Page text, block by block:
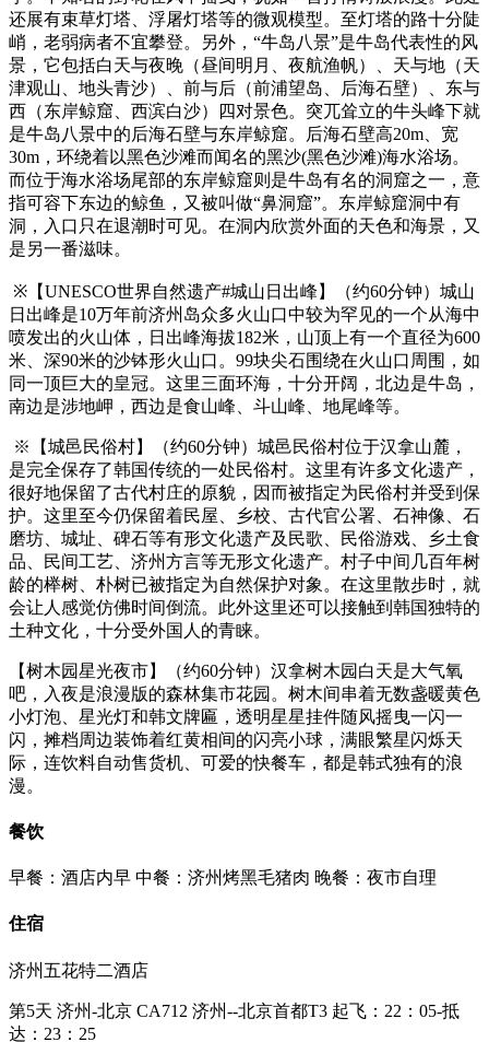
还展有束草灯塔、浮屠灯塔等的微观模型。至灯塔的路十分陡
峭，老弱病者不宜攀登。另外，“牛岛八景”是牛岛代表性的风
景，它包括白天与夜晚（昼间明月、夜航渔帆）、天与地（天
津观山、地头青沙）、前与后（前浦望岛、后海石壁）、东与
西（东岸鲸窟、西滨白沙）四对景色。突兀耸立的牛头峰下就
是牛岛八景中的后海石壁与东岸鲸窟。后海石壁高20m、宽
30m，环绕着以黑色沙滩而闻名的黑沙(黑色沙滩)海水浴场。
而位于海水浴场尾部的东岸鲸窟则是牛岛有名的洞窟之一，意
指可容下东边的鲸鱼，又被叫做“鼻洞窟”。东岸鲸窟洞中有
洞，入口只在退潮时可见。在洞内欣赏外面的天色和海景，又
是另一番滋味。
※【UNESCO世界自然遗产#城山日出峰】（约60分钟）城山
日出峰是10万年前济州岛众多火山口中较为罕见的一个从海中
喷发出的火山体，日出峰海拔182米，山顶上有一个直径为600
米、深90米的沙钵形火山口。99块尖石围绕在火山口周围，如
同一顶巨大的皇冠。这里三面环海，十分开阔，北边是牛岛，
南边是涉地岬，西边是食山峰、斗山峰、地尾峰等。
※【城邑民俗村】（约60分钟）城邑民俗村位于汉拿山麓，
是完全保存了韩国传统的一处民俗村。这里有许多文化遗产，
很好地保留了古代村庄的原貌，因而被指定为民俗村并受到保
护。这里至今仍保留着民屋、乡校、古代官公署、石神像、石
磨坊、城址、碑石等有形文化遗产及民歌、民俗游戏、乡土食
品、民间工艺、济州方言等无形文化遗产。村子中间几百年树
龄的榉树、朴树已被指定为自然保护对象。在这里散步时，就
会让人感觉仿佛时间倒流。此外这里还可以接触到韩国独特的
土种文化，十分受外国人的青睐。
【树木园星光夜市】（约60分钟）汉拿树木园白天是大气氧
吧，入夜是浪漫版的森林集市花园。树木间串着无数盏暖黄色
小灯泡、星光灯和韩文牌匾，透明星星挂件随风摇曳一闪一
闪，摊档周边装饰着红黄相间的闪亮小球，满眼繁星闪烁天
际，连饮料自动售货机、可爱的快餐车，都是韩式独有的浪
漫。
餐饮
早餐：酒店内早 中餐：济州烤黑毛猪肉 晚餐：夜市自理
住宿
济州五花特二酒店
第5天 济州-北京 CA712 济州--北京首都T3 起飞：22：05-抵
达：23：25